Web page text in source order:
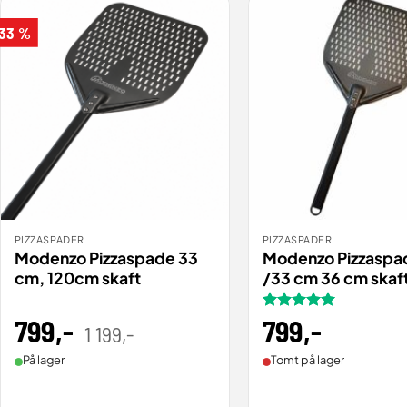
%
BESTILL
PIZZASPADER
Modenzo Pizzaspade 33
cm, 120cm skaft
799,- 1 199,-
På lager
BESTILL
PIZZASPADER
Modenzo
/33 cm 36 cm
Vurdert
av 5
799,-
Tomt på lager